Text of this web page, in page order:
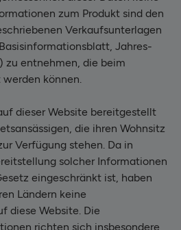
zum Produkt sind den
Verkaufsunterlagen
Jahres-
zu entnehmen, die beim
können.
dieser Website bereitgestellt
die ihren Wohnsitz
Verfügung stehen. Da in
solcher Informationen
eingeschränkt ist, haben
Ländern keine
diese Website. Die
richten sich insbesondere